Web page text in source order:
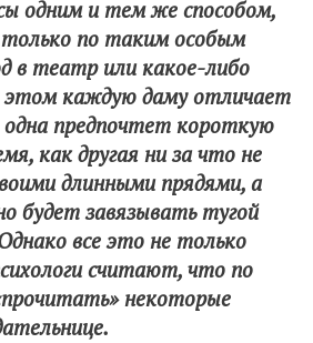
одним и тем же способом,
только по таким особым
в театр или какое-либо
этом каждую даму отличает
одна предпочтет короткую
как другая ни за что не
длинными прядями, а
будет завязывать тугой
все это не только
считают, что по
некоторые